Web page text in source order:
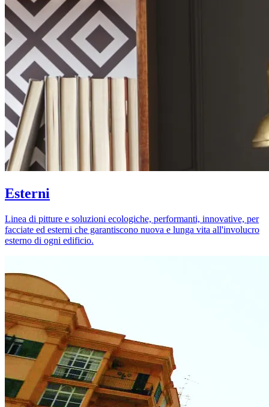
Esterni
Linea di pitture e soluzioni ecologiche, performanti, innovative, per
facciate ed esterni che garantiscono nuova e lunga vita all'involucro
esterno di ogni edificio.